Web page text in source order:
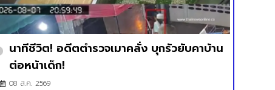
นาทีชีวิต! อดีตตำรวจเมาคลั่ง บุกรัวยับคาบ้าน
ต่อหน้าเด็ก!
08 ส.ค. 2569